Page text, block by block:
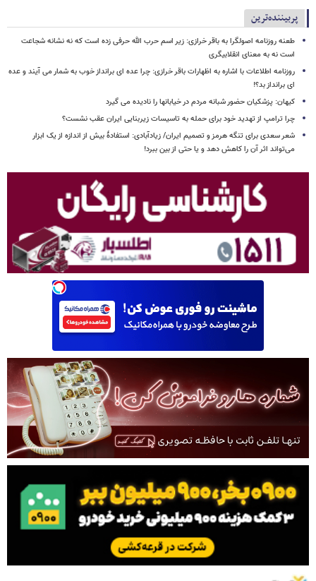
پربیننده‌ترین
طعنه روزنامه اصولگرا به باقر خرازی: زیر اسم حرب الله حرفی زده است که نه نشانه شجاعت
است نه به معنای انقلابیگری
روزنامه اطلاعات با اشاره به اظهارات باقر خرازی: چرا عده ای برانداز خوب به شمار می آیند و عده
ای برانداز بد؟!
کیهان: پزشکیان حضور شبانه مردم در خیابانها را نادیده می گیرد
چرا ترامپ از تهدید خود برای حمله به تاسیسات زیربنایی ایران عقب نشست؟
شعر سعدی برای تنگه هرمز و تصمیم ایران/ زیادآبادی: استفادهٔ بیش از اندازه از یک ابزار
می‌تواند اثر آن را کاهش دهد و یا حتی از بین ببرد!